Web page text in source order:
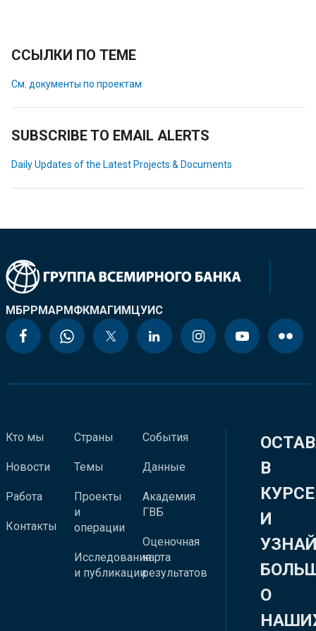
ССЫЛКИ ПО ТЕМЕ
См. документы по проектам
SUBSCRIBE TO EMAIL ALERTS
Daily Updates of the Latest Projects & Documents
МБРРМАРМФКМАГИМЦУИС
Кто мы
Новости
Работа
Контакты
Страны
Темы
Проекты
и
операции
Исследования
и публикации
События
Данные
Академия
ГВБ
Оценочная
карта
результатов
В
КУРСЕ
И
О